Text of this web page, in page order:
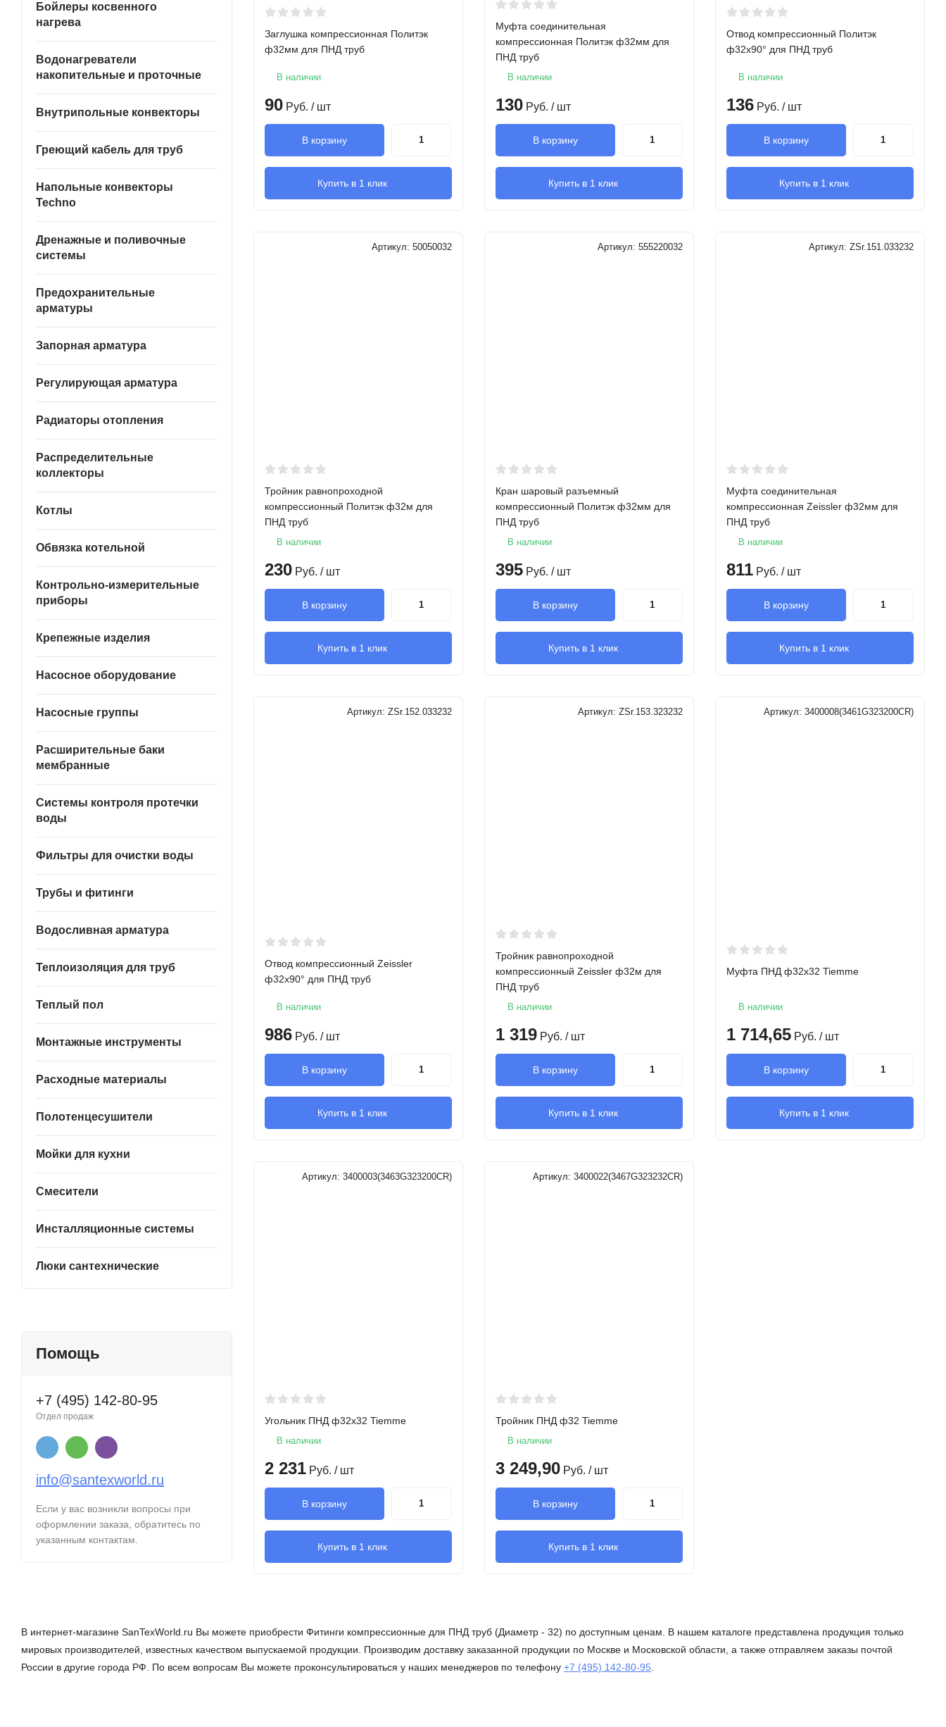
Бойлеры косвенного
нагрева
Водонагреватели
накопительные и проточные
Внутрипольные конвекторы
Греющий кабель для труб
Напольные конвекторы
Techno
Дренажные и поливочные
системы
Предохранительные
арматуры
Запорная арматура
Регулирующая арматура
Радиаторы отопления
Распределительные
коллекторы
Котлы
Обвязка котельной
Контрольно-измерительные
приборы
Крепежные изделия
Насосное оборудование
Насосные группы
Расширительные баки
мембранные
Системы контроля протечки
воды
Фильтры для очистки воды
Трубы и фитинги
Водосливная арматура
Теплоизоляция для труб
Теплый пол
Монтажные инструменты
Расходные материалы
Полотенцесушители
Мойки для кухни
Смесители
Инсталляционные системы
Люки сантехнические
Помощь
+7 (495) 142-80-95
Отдел продаж
info@santexworld.ru
Если у вас возникли вопросы при
оформлении заказа, обратитесь по
указанным контактам.
Заглушка компрессионная Политэк
ф32мм для ПНД труб
В наличии
90 Руб. / шт
В корзину
Купить в 1 клик
Муфта соединительная
компрессионная Политэк ф32мм для
ПНД труб
В наличии
130 Руб. / шт
В корзину
Купить в 1 клик
Отвод компрессионный Политэк
ф32х90° для ПНД труб
В наличии
136 Руб. / шт
В корзину
Купить в 1 клик
Артикул: 50050032
Тройник равнопроходной
компрессионный Политэк ф32м для
ПНД труб
В наличии
230 Руб. / шт
В корзину
Купить в 1 клик
Артикул: 555220032
Кран шаровый разъемный
компрессионный Политэк ф32мм для
ПНД труб
В наличии
395 Руб. / шт
В корзину
Купить в 1 клик
Артикул: ZSr.151.033232
Муфта соединительная
компрессионная Zeissler ф32мм для
ПНД труб
В наличии
811 Руб. / шт
В корзину
Купить в 1 клик
Артикул: ZSr.152.033232
Отвод компрессионный Zeissler
ф32х90° для ПНД труб
В наличии
986 Руб. / шт
В корзину
Купить в 1 клик
Артикул: ZSr.153.323232
Тройник равнопроходной
компрессионный Zeissler ф32м для
ПНД труб
В наличии
1 319 Руб. / шт
В корзину
Купить в 1 клик
Артикул: 3400008(3461G323200CR)
Муфта ПНД ф32х32 Tiemme
В наличии
1 714,65 Руб. / шт
В корзину
Купить в 1 клик
Артикул: 3400003(3463G323200CR)
Угольник ПНД ф32х32 Tiemme
В наличии
2 231 Руб. / шт
В корзину
Купить в 1 клик
Артикул: 3400022(3467G323232CR)
Тройник ПНД ф32 Tiemme
В наличии
3 249,90 Руб. / шт
В корзину
Купить в 1 клик
В интернет-магазине SanTexWorld.ru Вы можете приобрести Фитинги компрессионные для ПНД труб (Диаметр - 32) по доступным ценам. В нашем каталоге представлена продукция только
мировых производителей, известных качеством выпускаемой продукции. Производим доставку заказанной продукции по Москве и Московской области, а также отправляем заказы почтой
России в другие города РФ. По всем вопросам Вы можете проконсультироваться у наших менеджеров по телефону +7 (495) 142-80-95